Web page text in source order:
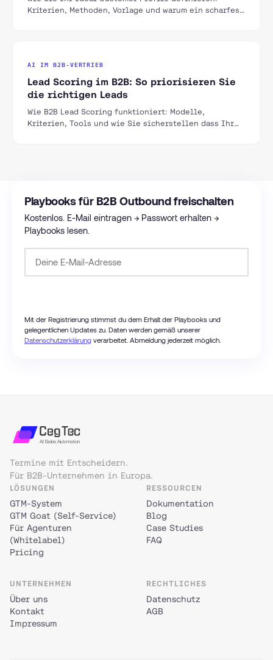
Kriterien, Methoden, Vorlage und warum ein scharfes
AI IM B2B-VERTRIEB
Lead Scoring im B2B: So priorisieren Sie
die richtigen Leads
Wie B2B Lead Scoring funktioniert: Modelle,
Kriterien, Tools und wie Sie sicherstellen dass Ihr
Playbooks für B2B Outbound freischalten
Kostenlos. E-Mail eintragen → Passwort erhalten →
Playbooks lesen.
Mit der Registrierung stimmst du dem Erhalt der Playbooks und
gelegentlichen Updates zu. Daten werden gemäß unserer
Datenschutzerklärung verarbeitet. Abmeldung jederzeit möglich.
Termine mit Entscheidern.
Für B2B-Unternehmen in Europa.
LÖSUNGEN
GTM-System
GTM Goat (Self-Service)
Für Agenturen
(Whitelabel)
Pricing
RESSOURCEN
Dokumentation
Blog
Case Studies
FAQ
UNTERNEHMEN
Über uns
Kontakt
Impressum
RECHTLICHES
Datenschutz
AGB